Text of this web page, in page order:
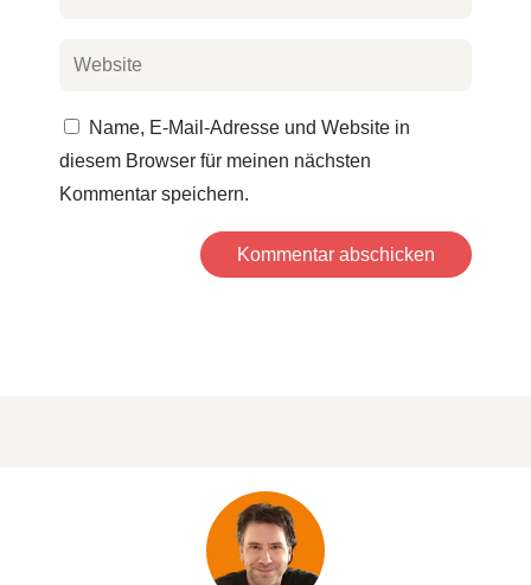
Name, E-Mail-Adresse und Website in
diesem Browser für meinen nächsten
Kommentar speichern.
Kommentar abschicken